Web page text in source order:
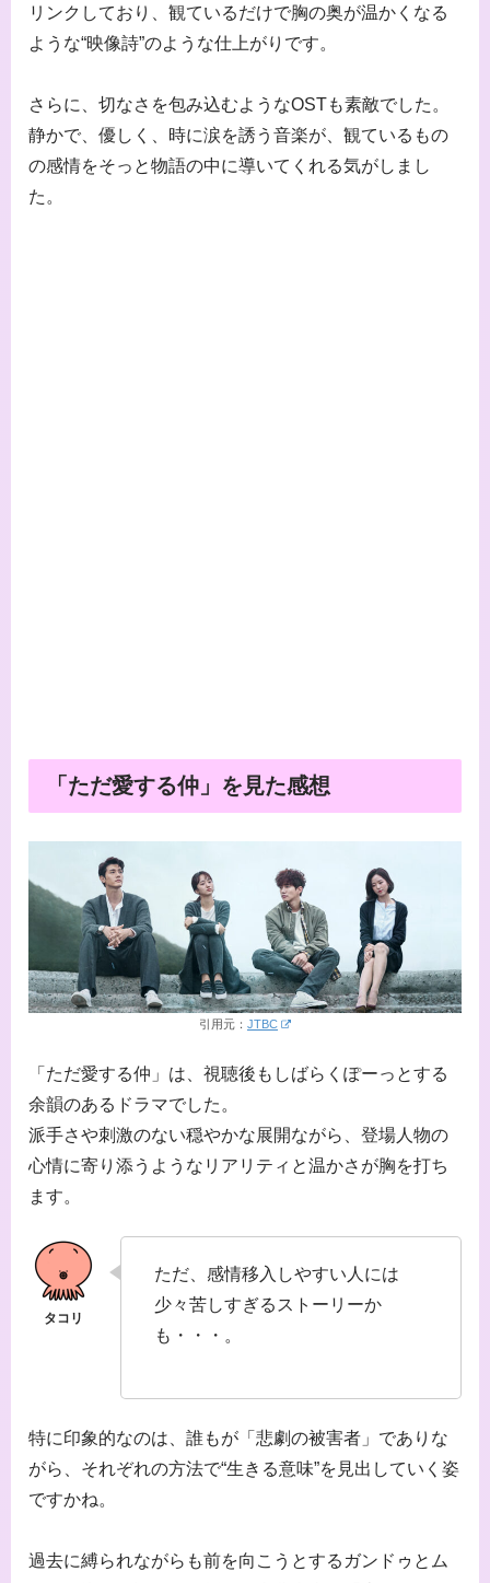
リンクしており、観ているだけで胸の奥が温かくなる
ような“映像詩”のような仕上がりです。
さらに、切なさを包み込むようなOSTも素敵でした。
静かで、優しく、時に涙を誘う音楽が、観ているもの
の感情をそっと物語の中に導いてくれる気がしまし
た。
「ただ愛する仲」を見た感想
引用元： JTBC
「ただ愛する仲」は、視聴後もしばらくぽーっとする
余韻のあるドラマでした。
派手さや刺激のない穏やかな展開ながら、登場人物の
心情に寄り添うようなリアリティと温かさが胸を打ち
ます。
ただ、感情移入しやすい人には
少々苦しすぎるストーリーか
も・・・。
特に印象的なのは、誰もが「悲劇の被害者」でありな
がら、それぞれの方法で“生きる意味”を見出していく姿
ですかね。
過去に縛られながらも前を向こうとするガンドゥとム